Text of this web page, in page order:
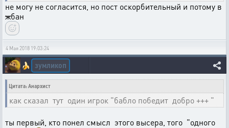
не могу не согласится, но пост оскорбительный и потому в
жбан
4 Мая 2018 19:03:24
🍌 зумликоп
Цитата: Анархист
как сказал тут один игрок "бабло победит добро +++ "
ты первый, кто понел смысл этого высера, того "одного